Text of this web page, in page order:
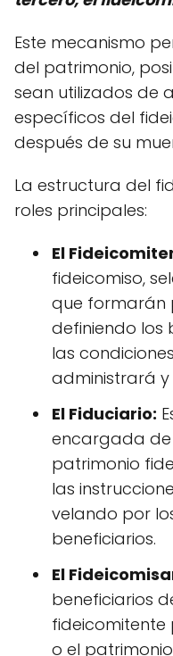
Este mecanismo
del patrimonio,
sean utilizados de
específicos del
después de su
La estructura del
roles principales:
El
fideicomiso,
que formarán
definiendo los
las
administrará
El Fiduciario:
encargada de
patrimonio
las
velando por
beneficiarios.
El
beneficiarios
fideicomitente
o el